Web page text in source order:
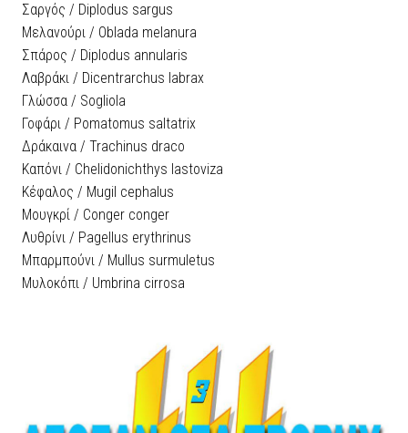
Σαργός / Diplodus sargus
Μελανούρι / Oblada melanura
Σπάρος / Diplodus annularis
Λαβράκι / Dicentrarchus labrax
Γλώσσα / Sogliola
Γοφάρι / Pomatomus saltatrix
Δράκαινα / Trachinus draco
Καπόνι / Chelidonichthys lastoviza
Κέφαλος / Mugil cephalus
Μουγκρί / Conger conger
Λυθρίνι / Pagellus erythrinus
Μπαρμπούνι / Mullus surmuletus
Μυλοκόπι / Umbrina cirrosa